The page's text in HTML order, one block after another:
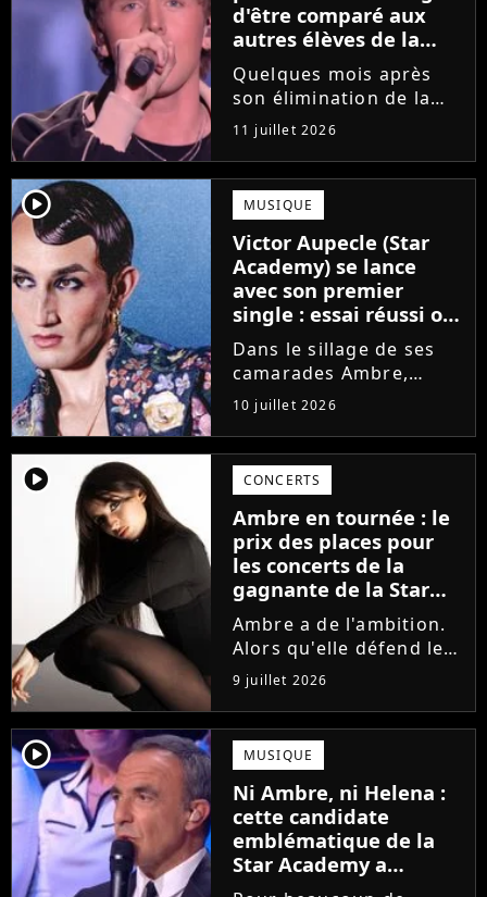
d'être comparé aux
autres élèves de la
Star Academy
Quelques mois après
son élimination de la
Star Academy, Bastiaan
tente de lancer sa
carrière dans la
musique. Et pour ça, le
chanteur a récemment
dévoilé "Château", son
premier single....
11 juillet 2026
player2 MUSIQUE
Victor Aupecle (Star
Academy) se lance
avec son premier
single : essai réussi ou
manqué ? Voici notre
avis !
Dans le sillage de ses
camarades Ambre,
Bastiaan ou Melissa,
Victor Aupecle lance
son projet musical ce
vendredi 10 juillet avec
la parution du single Je
fais de mon mieux. Le
demi-finaliste...
10 juillet 2026
player2 CONCERTS
Ambre en tournée : le
prix des places pour
les concerts de la
gagnante de la Star
Academy !
Ambre a de l'ambition.
Alors qu'elle défend le
single J'me demande et
qu'elle prépare son
premier album, la
gagnante de la dernière
saison de la Star
Academy annonce les
dates de sa...
9 juillet 2026
player2 MUSIQUE
Ni Ambre, ni Helena :
cette candidate
emblématique de la
Star Academy a
souffert après